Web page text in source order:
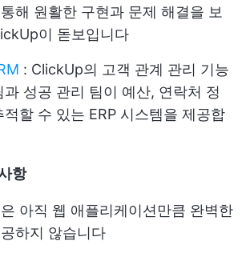
해 원활한 구현과 문제 해결을 보
이 돋보입니다
: ClickUp의 고객 관계 관리 기능
과 성공 관리 팀이 예산, 연락처 정
적할 수 있는 ERP 시스템을 제공합
항
아직 웹 애플리케이션만큼 완벽한
하지 않습니다